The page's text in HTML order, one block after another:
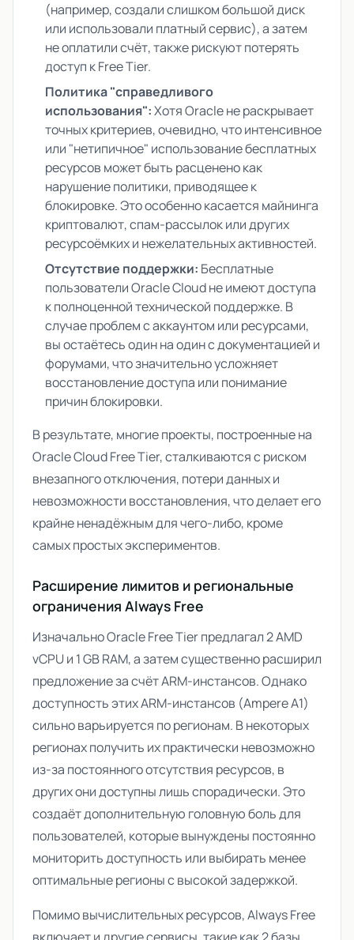
(например, создали слишком большой диск
или использовали платный сервис), а затем
не оплатили счёт, также рискуют потерять
доступ к Free Tier.
Политика "справедливого
использования":Хотя Oracle не раскрывает
точных критериев, очевидно, что интенсивное
или "нетипичное" использование бесплатных
ресурсов может быть расценено как
нарушение политики, приводящее к
блокировке. Это особенно касается майнинга
криптовалют, спам-рассылок или других
ресурсоёмких и нежелательных активностей.
Отсутствие поддержки: Бесплатные
пользователи Oracle Cloud не имеют доступа
к полноценной технической поддержке. В
случае проблем с аккаунтом или ресурсами,
вы остаётесь один на один с документацией и
форумами, что значительно усложняет
восстановление доступа или понимание
причин блокировки.
В результате, многие проекты, построенные на
Oracle Cloud Free Tier, сталкиваются с риском
внезапного отключения, потери данных и
невозможности восстановления, что делает его
крайне ненадёжным для чего-либо, кроме
самых простых экспериментов.
Расширение лимитов и региональные
ограничения Always Free
Изначально Oracle Free Tier предлагал 2 AMD
vCPU и 1 GB RAM, а затем существенно расширил
предложение за счёт ARM-инстансов. Однако
доступность этих ARM-инстансов (Ampere A1)
сильно варьируется по регионам. В некоторых
регионах получить их практически невозможно
из-за постоянного отсутствия ресурсов, в
других они доступны лишь спорадически. Это
создаёт дополнительную головную боль для
пользователей, которые вынуждены постоянно
мониторить доступность или выбирать менее
оптимальные регионы с высокой задержкой.
Помимо вычислительных ресурсов, Always Free